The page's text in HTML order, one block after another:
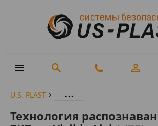
U.S. PLAST ...
Технология